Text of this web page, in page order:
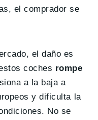
el comprador se
el daño es
coches rompe
a la baja a
y dificulta la
No se